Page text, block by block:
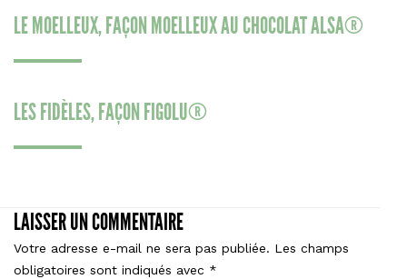
LE MOELLEUX, FAÇON MOELLEUX AU CHOCOLAT ALSA®
LES FIDÈLES, FAÇON FIGOLU®
LAISSER UN COMMENTAIRE
Votre adresse e-mail ne sera pas publiée. Les champs
obligatoires sont indiqués avec *